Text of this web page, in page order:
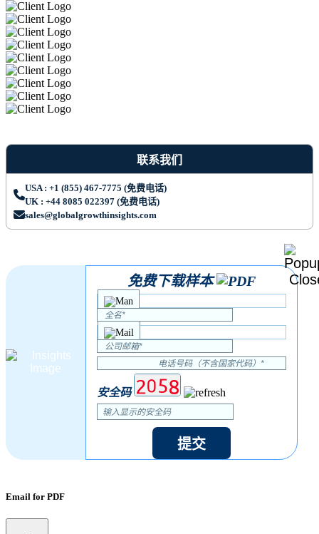
联系我们
USA : +1 (855) 467-7775 (免费电话)
UK : +44 8085 022397 (免费电话)
sales@globalgrowthinsights.com
免费下载样本
安全码
提交
Email for PDF